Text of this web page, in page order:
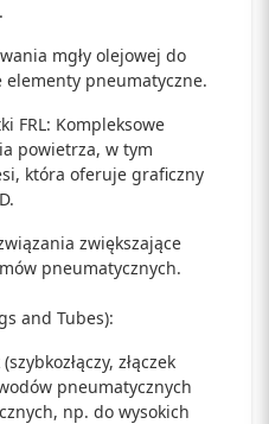
mgły olejowej do
pneumatyczne.
FRL: Kompleksowe
powietrza, w tym
która oferuje graficzny
zwiększające
pneumatycznych.
and Tubes):
złączek
pneumatycznych
np. do wysokich